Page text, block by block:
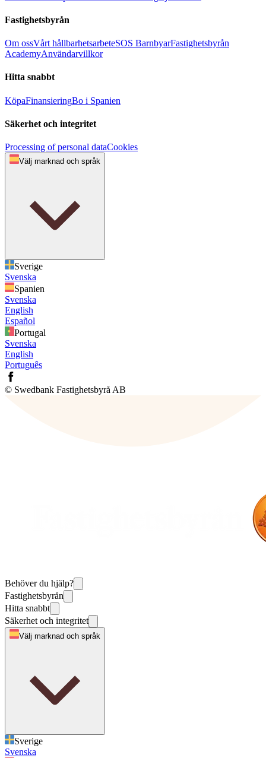
Fastighetsbyrån
Om ossVårt hållbarhetsarbeteSOS BarnbyarFastighetsbyrån
AcademyAnvändarvillkor
Hitta snabbt
KöpaFinansieringBo i Spanien
Säkerhet och integritet
Processing of personal dataCookies
Välj marknad och språk
Sverige
Svenska
Spanien
Svenska
English
Español
Portugal
Svenska
English
Português
© Swedbank Fastighetsbyrå AB
Behöver du hjälp?
Fastighetsbyrån
Hitta snabbt
Säkerhet och integritet
Välj marknad och språk
Sverige
Svenska